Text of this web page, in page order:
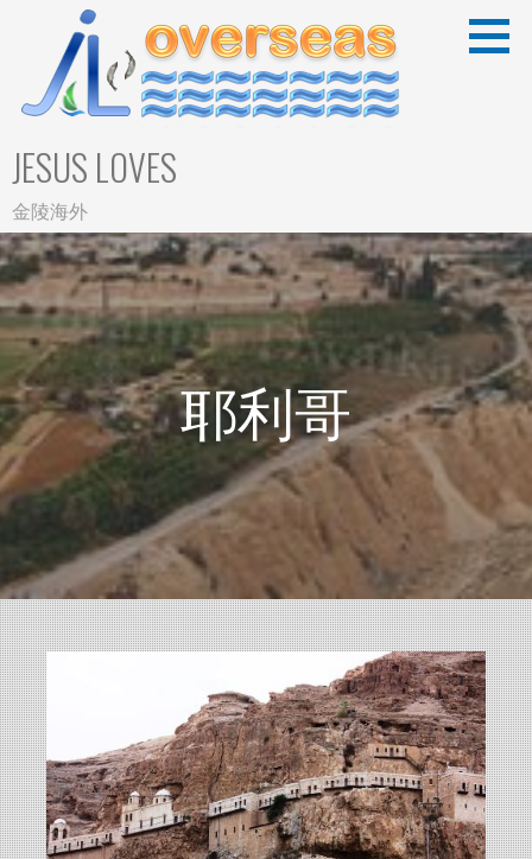
content
JESUS LOVES
金陵海外
耶利哥